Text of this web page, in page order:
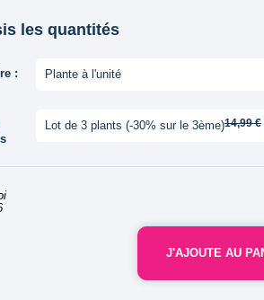
les quantités
: Plante à l'unité
Lot de 3 plants (-30% sur le 3ème)14,99 €
J'AJOUTE AU